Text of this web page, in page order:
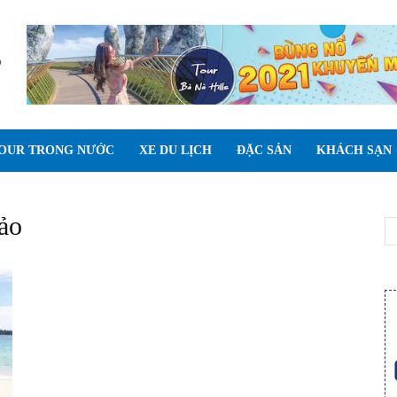
TRONG NƯỚC XE DU LỊCH ĐẶC SẢN KHÁCH SẠN